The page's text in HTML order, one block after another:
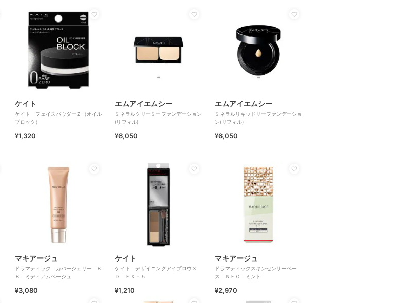
ケイト
ケイト フェイスパウダーＺ（オイル
ブロック）
¥1,320
エムアイエムシー
ミネラルクリーミーファンデーション
(リフィル)
¥6,050
エムアイエムシー
ミネラルリキッドリーファンデーショ
ン(リフィル)
¥6,050
マキアージュ
ドラマティック カバージェリー Ｂ
Ｂ ミディアムベージュ
¥3,080
ケイト
ケイト デザイニングアイブロウ３
Ｄ ＥＸ－５
¥1,210
マキアージュ
ドラマティックスキンセンサーベー
ス ＮＥＯ ミント
¥2,970